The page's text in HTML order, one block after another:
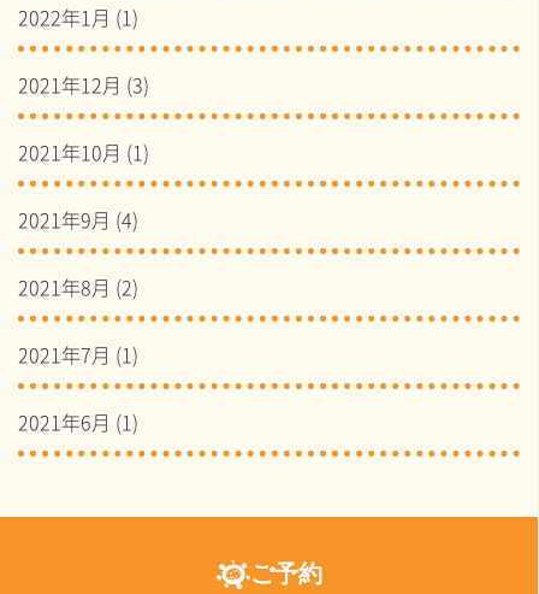
2022年1月 (1)
2021年12月 (3)
2021年10月 (1)
2021年9月 (4)
2021年8月 (2)
2021年7月 (1)
2021年6月 (1)
ご予約